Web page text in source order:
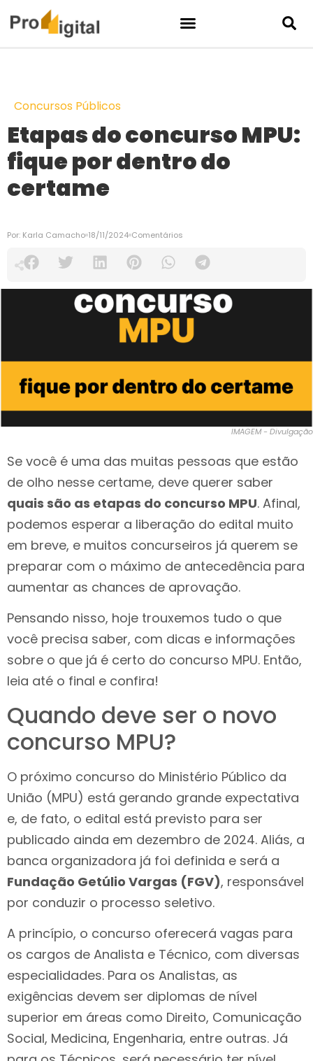
Concursos Públicos
Etapas do concurso MPU:
fique por dentro do
certame
Por: Karla Camacho 18/11/2024 Comentários
IMAGEM - Divulgação
Se você é uma das muitas pessoas que estão
de olho nesse certame, deve querer saber
quais são as etapas do concurso MPU. Afinal,
podemos esperar a liberação do edital muito
em breve, e muitos concurseiros já querem se
preparar com o máximo de antecedência para
aumentar as chances de aprovação.
Pensando nisso, hoje trouxemos tudo o que
você precisa saber, com dicas e informações
sobre o que já é certo do concurso MPU. Então,
leia até o final e confira!
Quando deve ser o novo
concurso MPU?
O próximo concurso do Ministério Público da
União (MPU) está gerando grande expectativa
e, de fato, o edital está previsto para ser
publicado ainda em dezembro de 2024. Aliás, a
banca organizadora já foi definida e será a
Fundação Getúlio Vargas (FGV), responsável
por conduzir o processo seletivo.
A princípio, o concurso oferecerá vagas para
os cargos de Analista e Técnico, com diversas
especialidades. Para os Analistas, as
exigências devem ser diplomas de nível
superior em áreas como Direito, Comunicação
Social, Medicina, Engenharia, entre outras. Já